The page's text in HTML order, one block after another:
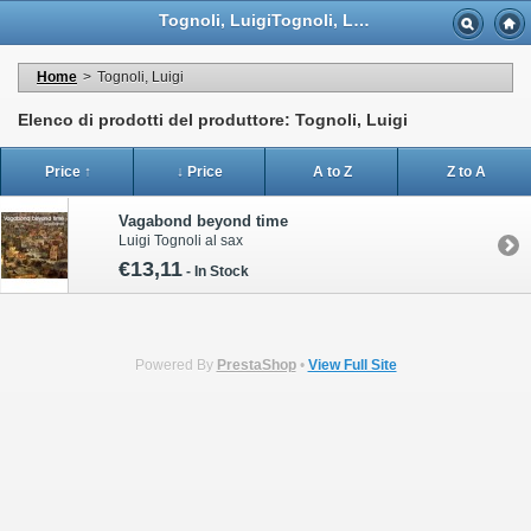
Tognoli, LuigiTognoli, Luigi - Casa Musicale Eco
Home > Tognoli, Luigi
Elenco di prodotti del produttore: Tognoli, Luigi
Price ↑ ↓ Price A to Z Z to A
Vagabond beyond time
Luigi Tognoli al sax
€13,11 - In Stock
Powered By PrestaShop• View Full Site